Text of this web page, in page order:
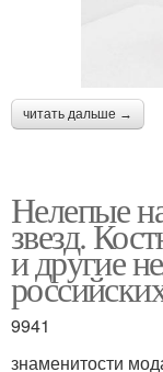
читать дальше →
Нелепые
звезд.
и другие
9941
знаменитости